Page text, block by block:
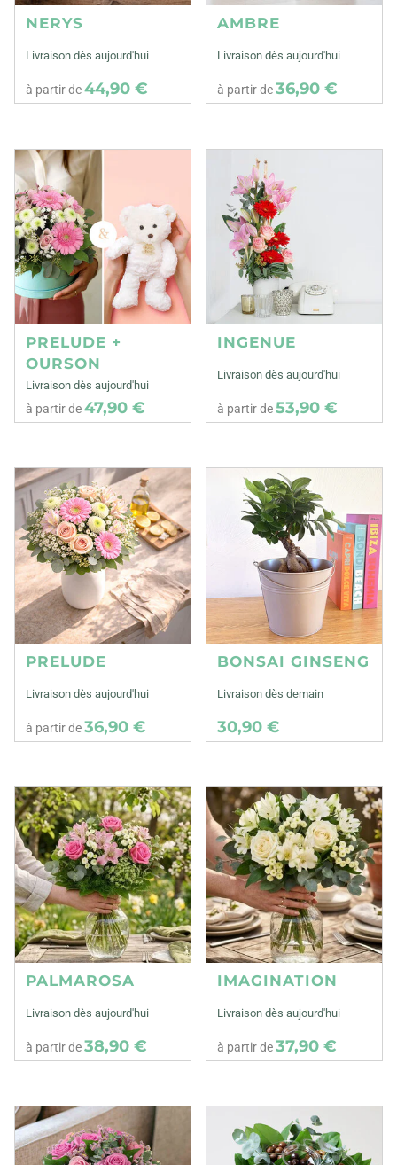
NERYS
Livraison dès aujourd'hui
à partir de44,90 €
AMBRE
Livraison dès aujourd'hui
à partir de36,90 €
PRELUDE +
OURSON
Livraison dès aujourd'hui
à partir de47,90 €
INGENUE
Livraison dès aujourd'hui
à partir de53,90 €
PRELUDE
Livraison dès aujourd'hui
à partir de36,90 €
BONSAI GINSENG
Livraison dès demain
30,90 €
PALMAROSA
Livraison dès aujourd'hui
à partir de38,90 €
IMAGINATION
Livraison dès aujourd'hui
à partir de37,90 €